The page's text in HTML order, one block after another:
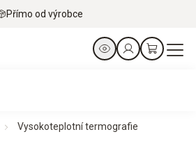
Přímo od výrobce
Vysokoteplotní termografie